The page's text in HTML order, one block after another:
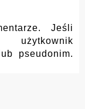
Jeśli
użytkownik
pseudonim.